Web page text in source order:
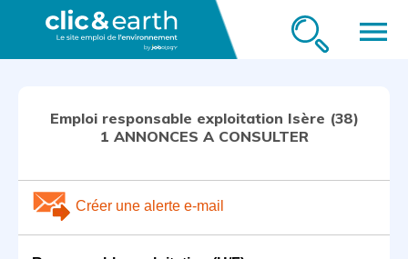
menu
Emploi responsable exploitation Isère (38)
1 ANNONCES A CONSULTER
Créer une alerte e-mail